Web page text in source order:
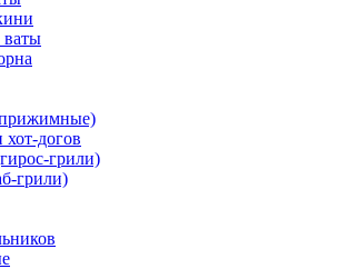
ваты
хот-догов
грили)
грили)